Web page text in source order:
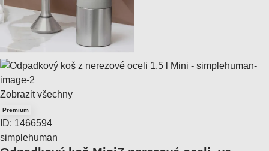
Zobrazit všechny
Premium
ID: 1466594
simplehuman